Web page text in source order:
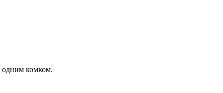
одним комком.